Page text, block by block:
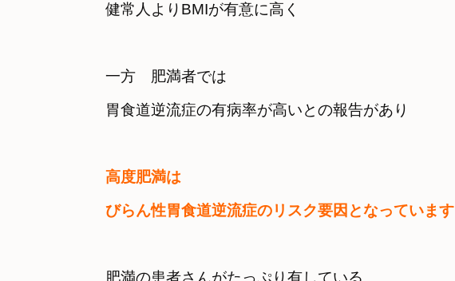
健常人よりBMIが有意に高く
一方　肥満者では
胃食道逆流症の有病率が高いとの報告があり
高度肥満は
びらん性胃食道逆流症のリスク要因となっています